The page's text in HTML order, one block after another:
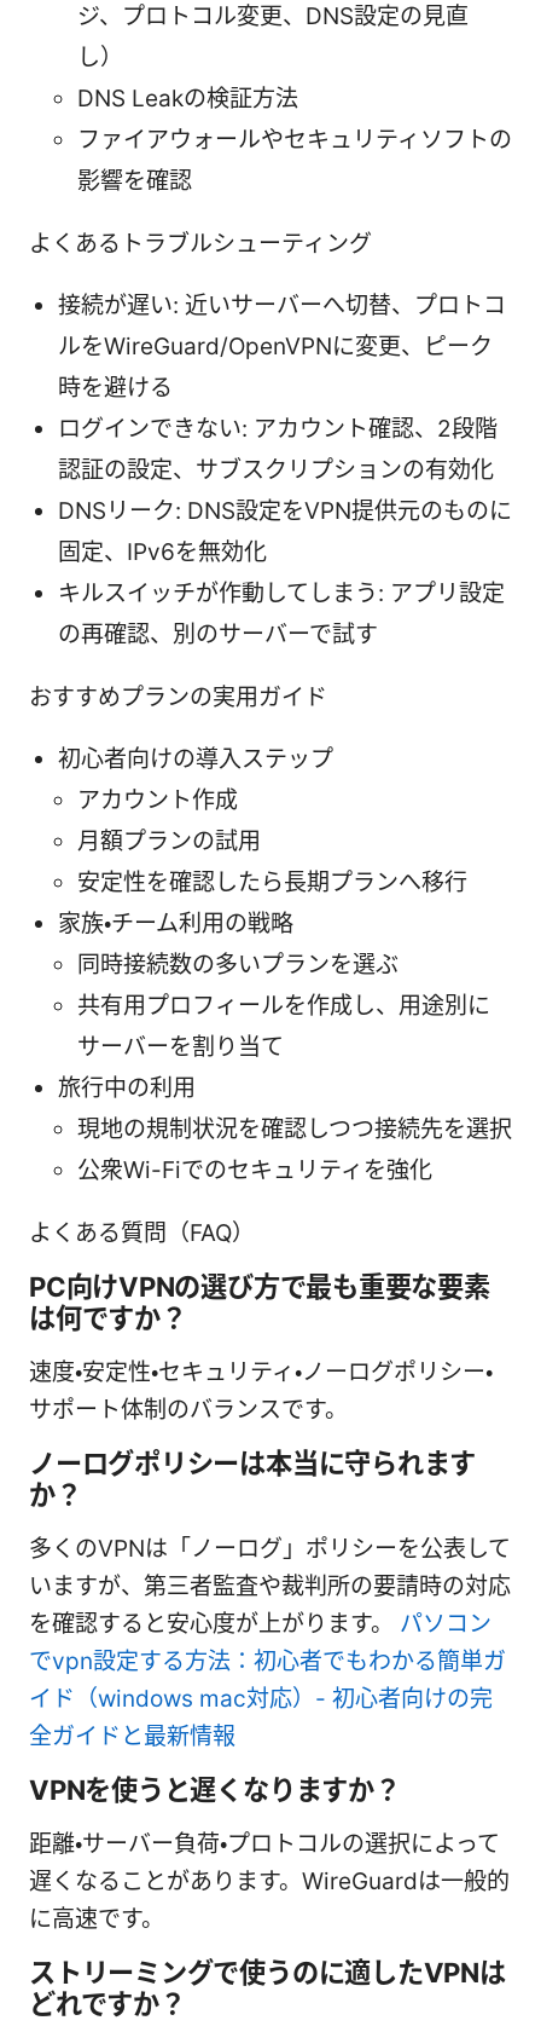
ジ、プロトコル変更、DNS設定の見直
し）
DNS Leakの検証方法
ファイアウォールやセキュリティソフトの
影響を確認
よくあるトラブルシューティング
接続が遅い: 近いサーバーへ切替、プロトコ
ルをWireGuard/OpenVPNに変更、ピーク
時を避ける
ログインできない: アカウント確認、2段階
認証の設定、サブスクリプションの有効化
DNSリーク: DNS設定をVPN提供元のものに
固定、IPv6を無効化
キルスイッチが作動してしまう: アプリ設定
の再確認、別のサーバーで試す
おすすめプランの実用ガイド
初心者向けの導入ステップ
アカウント作成
月額プランの試用
安定性を確認したら長期プランへ移行
家族・チーム利用の戦略
同時接続数の多いプランを選ぶ
共有用プロフィールを作成し、用途別に
サーバーを割り当て
旅行中の利用
現地の規制状況を確認しつつ接続先を選択
公衆Wi-Fiでのセキュリティを強化
よくある質問（FAQ）
PC向けVPNの選び方で最も重要な要素
は何ですか？
速度・安定性・セキュリティ・ノーログポリシー・
サポート体制のバランスです。
ノーログポリシーは本当に守られます
か？
多くのVPNは「ノーログ」ポリシーを公表して
いますが、第三者監査や裁判所の要請時の対応
を確認すると安心度が上がります。 パソコン
でvpn設定する方法：初心者でもわかる簡単ガ
イド（windows mac対応）- 初心者向けの完
全ガイドと最新情報
VPNを使うと遅くなりますか？
距離・サーバー負荷・プロトコルの選択によって
遅くなることがあります。WireGuardは一般的
に高速です。
ストリーミングで使うのに適したVPNは
どれですか？